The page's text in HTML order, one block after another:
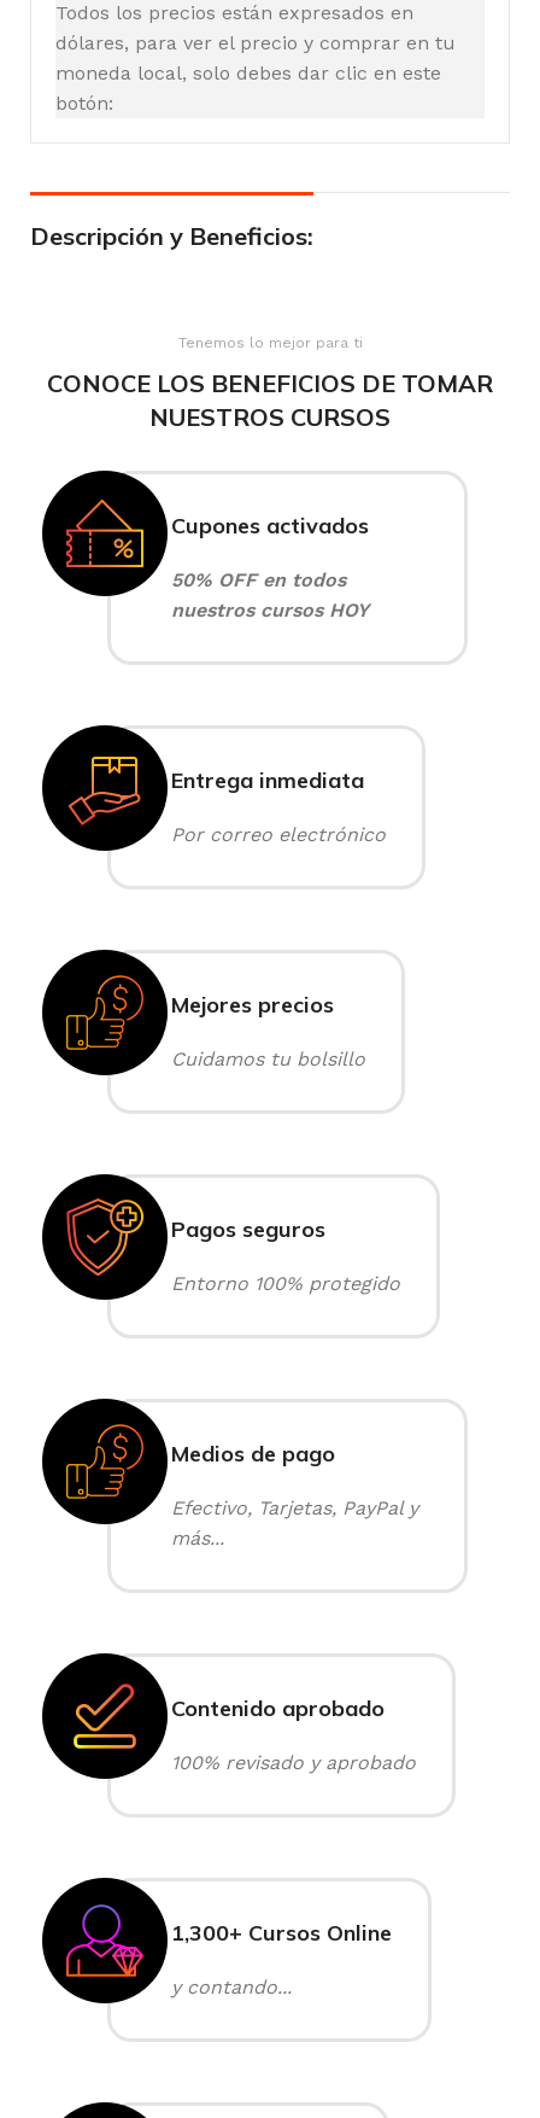
Todos los precios están expresados en
dólares, para ver el precio y comprar en tu
moneda local, solo debes dar clic en este
botón:
Descripción y Beneficios:
Tenemos lo mejor para ti
CONOCE LOS BENEFICIOS DE TOMAR
NUESTROS CURSOS
Cupones activados
50% OFF en todos
nuestros cursos HOY
Entrega inmediata
Por correo electrónico
Mejores precios
Cuidamos tu bolsillo
Pagos seguros
Entorno 100% protegido
Medios de pago
Efectivo, Tarjetas, PayPal y
más...
Contenido aprobado
100% revisado y aprobado
1,300+ Cursos Online
y contando...